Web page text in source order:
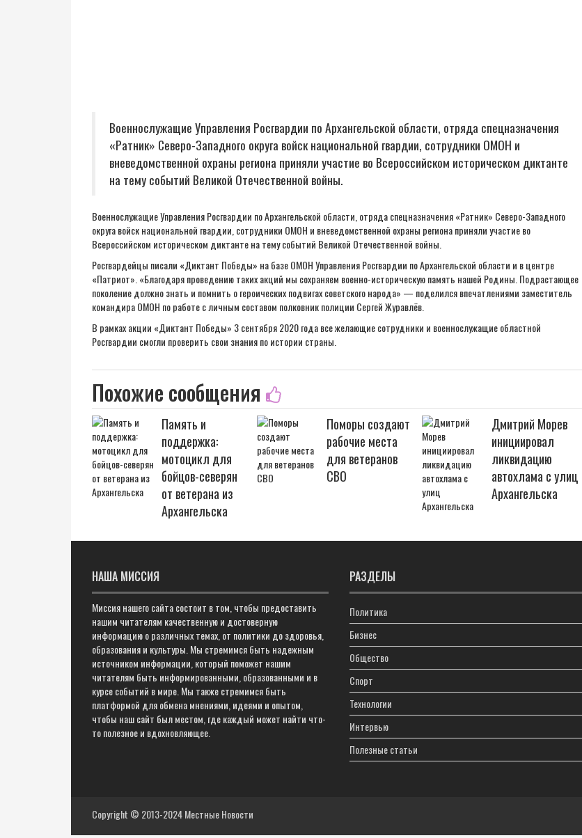
Военнослужащие Управления Росгвардии по Архангельской области, отряда спецназначения
«Ратник» Северо-Западного округа войск национальной гвардии, сотрудники ОМОН и
вневедомственной охраны региона приняли участие во Всероссийском историческом диктанте
на тему событий Великой Отечественной войны.
Военнослужащие Управления Росгвардии по Архангельской области, отряда спецназначения «Ратник» Северо-Западного
округа войск национальной гвардии, сотрудники ОМОН и вневедомственной охраны региона приняли участие во
Всероссийском историческом диктанте на тему событий Великой Отечественной войны.
Росгвардейцы писали «Диктант Победы» на базе ОМОН Управления Росгвардии по Архангельской области и в центре
«Патриот». «Благодаря проведению таких акций мы сохраняем военно-историческую память нашей Родины. Подрастающее
поколение должно знать и помнить о героических подвигах советского народа» — поделился впечатлениями заместитель
командира ОМОН по работе с личным составом полковник полиции Сергей Журавлёв.
В рамках акции «Диктант Победы» 3 сентября 2020 года все желающие сотрудники и военнослужащие областной
Росгвардии смогли проверить свои знания по истории страны.
Похожие сообщения
Память и
поддержка:
мотоцикл для
бойцов-северян
от ветерана из
Архангельска
Поморы создают
рабочие места
для ветеранов
СВО
Дмитрий Морев
инициировал
ликвидацию
автохлама с улиц
Архангельска
НАША МИССИЯ
Миссия нашего сайта состоит в том, чтобы предоставить
нашим читателям качественную и достоверную
информацию о различных темах, от политики до здоровья,
образования и культуры. Мы стремимся быть надежным
источником информации, который поможет нашим
читателям быть информированными, образованными и в
курсе событий в мире. Мы также стремимся быть
платформой для обмена мнениями, идеями и опытом,
чтобы наш сайт был местом, где каждый может найти что-
то полезное и вдохновляющее.
РАЗДЕЛЫ
Политика
Бизнес
Общество
Спорт
Технологии
Интервью
Полезные статьи
Copyright © 2013-2024Местные Новости